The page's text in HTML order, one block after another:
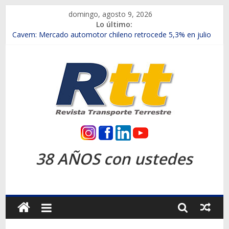
contenido
domingo, agosto 9, 2026
Lo último:
Chile es el primer mercado internacional en lanzar la nueva
Salfa suma vehículos electrificados de Chevrolet en el Biobío
Samex amplía su red con nuevas sucursales en Rancagua y
SINOTRUK Pick-ups presentó la recién estrenada Bolden en
la Expo Compras Públicas 2026
Revista
Transporte
Terrestre
38 AÑOS con ustedes